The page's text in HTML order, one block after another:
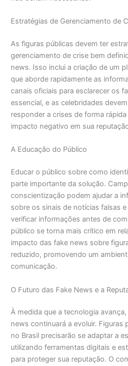
Estratégias de Gerenciamento de
As figuras públicas devem ter
gerenciamento de crise bem
news. Isso inclui a criação de um
que aborde rapidamente as
canais oficiais para esclarecer os
essencial, e as celebridades
responder a crises de forma
impacto negativo em sua
A Educação do Público
Educar o público sobre como
parte importante da solução.
conscientização podem ajudar a
sobre os sinais de notícias falsas
verificar informações antes de
público se torna mais crítico em
impacto das fake news sobre
reduzido, promovendo um
comunicação.
O Futuro das Fake News e a
À medida que a tecnologia
news continuará a evoluir. Figuras
no Brasil precisarão se adaptar a
utilizando ferramentas digitais e
para proteger sua reputação. O